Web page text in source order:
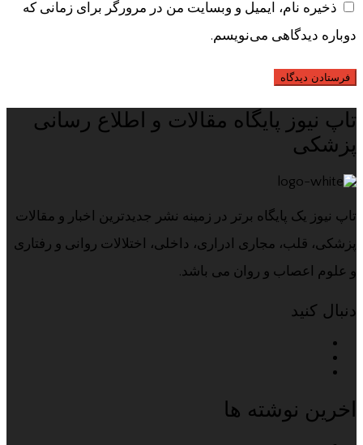
ذخیره نام، ایمیل و وبسایت من در مرورگر برای زمانی که
دوباره دیدگاهی می‌نویسم.
تاپ نیوز پایگاه مقالات و اطلاع رسانی
پزشکی
تاپ نیوز یک پایگاه برتر در زمینه نشر جدیدترین اخبار و مقالات
پزشکی، قلب، مجاری ادراری، داخلی، اختلالات روانی و رفتاری
و علوم اعصاب و روان می باشد.
دنبال کنید
اخرین نوشته ها